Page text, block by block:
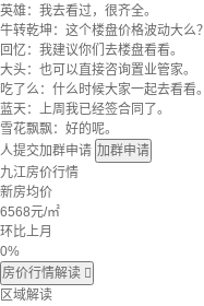
英雄：我去看过，很齐全。
牛转乾坤：这个楼盘价格波动大么？
回忆：我建议你们去楼盘看看。
大头：也可以直接咨询置业管家。
吃了么：什么时候大家一起去看看。
蓝天：上周我已经签合同了。
雪花飘飘：好的呢。
人提交加群申请 加群申请
九江房价行情
新房均价
6568元/㎡
环比上月
0%
房价行情解读 
区域解读